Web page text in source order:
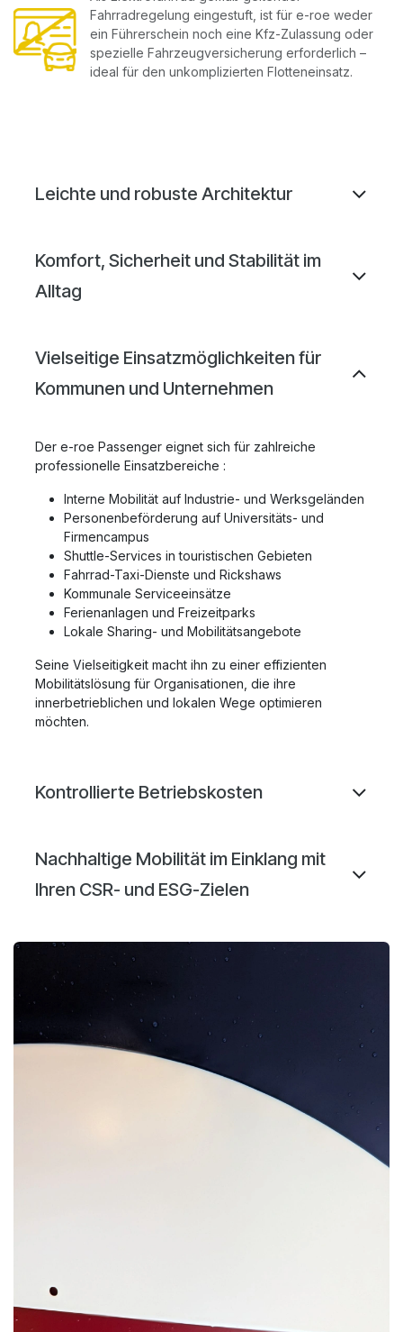
Fahrradregelung eingestuft, ist für e-roe weder
ein Führerschein noch eine Kfz-Zulassung oder
spezielle Fahrzeugversicherung erforderlich –
ideal für den unkomplizierten Flotteneinsatz.
Leichte und robuste Architektur
Komfort, Sicherheit und Stabilität im
Alltag
Vielseitige Einsatzmöglichkeiten für
Kommunen und Unternehmen
Der e-roe Passenger eignet sich für zahlreiche
professionelle Einsatzbereiche :
Interne Mobilität auf Industrie- und Werksgeländen
Personenbeförderung auf Universitäts- und
Firmen­campus
Shuttle-Services in touristischen Gebieten
Fahrrad-Taxi-Dienste und Rickshaws
Kommunale Serviceeinsätze
Ferienanlagen und Freizeitparks
Lokale Sharing- und Mobilitätsangebote
Seine Vielseitigkeit macht ihn zu einer effizienten
Mobilitätslösung für Organisationen, die ihre
innerbetrieblichen und lokalen Wege optimieren
möchten.
Kontrollierte Betriebskosten
Nachhaltige Mobilität im Einklang mit
Ihren CSR- und ESG-Zielen